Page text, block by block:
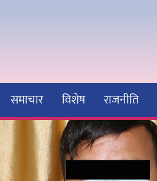
समाचार विशेष राजनीति